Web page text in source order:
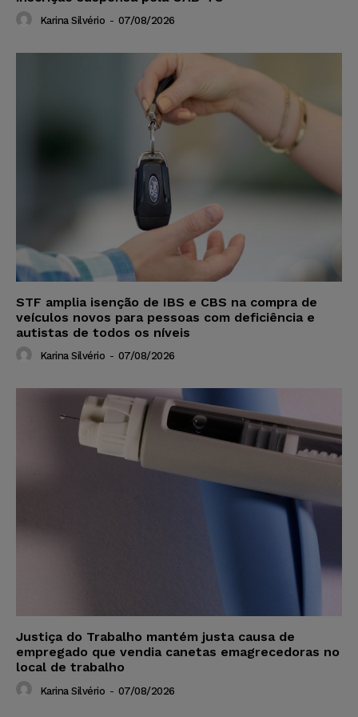
Karina Silvério - 07/08/2026
STF amplia isenção de IBS e CBS na compra de
veículos novos para pessoas com deficiência e
autistas de todos os níveis
Karina Silvério - 07/08/2026
Justiça do Trabalho mantém justa causa de
empregado que vendia canetas emagrecedoras no
local de trabalho
Karina Silvério - 07/08/2026